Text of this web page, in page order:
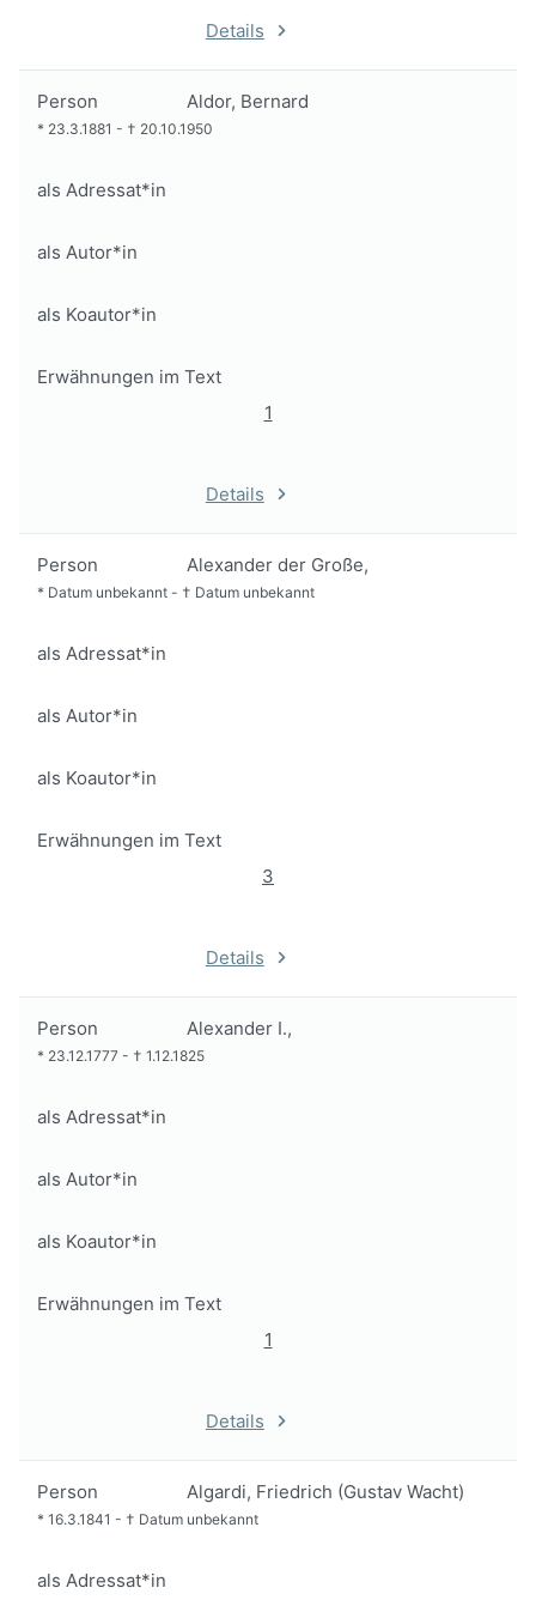
Details
Person Aldor, Bernard
* 23.3.1881 - † 20.10.1950
als Adressat*in
als Autor*in
als Koautor*in
Erwähnungen im Text
1
Details
Person Alexander der Große,
* Datum unbekannt - † Datum unbekannt
als Adressat*in
als Autor*in
als Koautor*in
Erwähnungen im Text
3
Details
Person Alexander I.,
* 23.12.1777 - † 1.12.1825
als Adressat*in
als Autor*in
als Koautor*in
Erwähnungen im Text
1
Details
Person Algardi, Friedrich (Gustav Wacht)
* 16.3.1841 - † Datum unbekannt
als Adressat*in